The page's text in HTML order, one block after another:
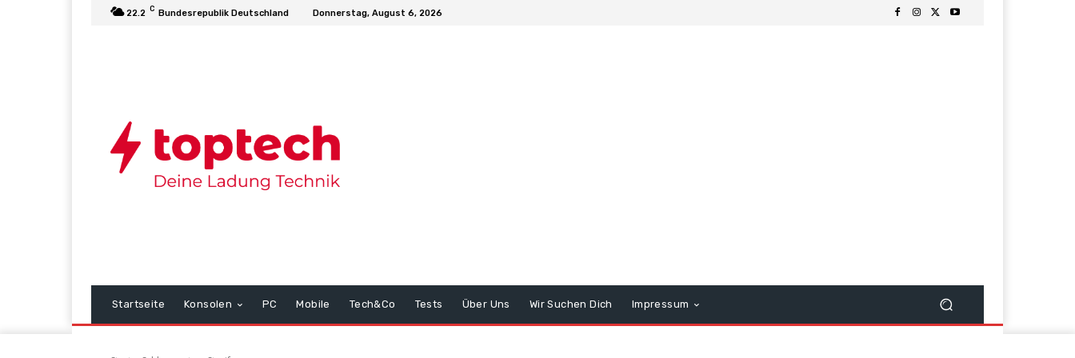
22.2 C Bundesrepublik Deutschland Donnerstag, August 6, 2026
Startseite Konsolen PC Mobile Tech&Co Tests Über Uns Wir Suchen Dich Impressum